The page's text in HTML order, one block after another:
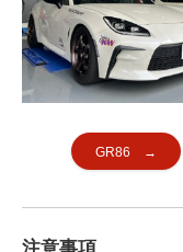
GR86 →